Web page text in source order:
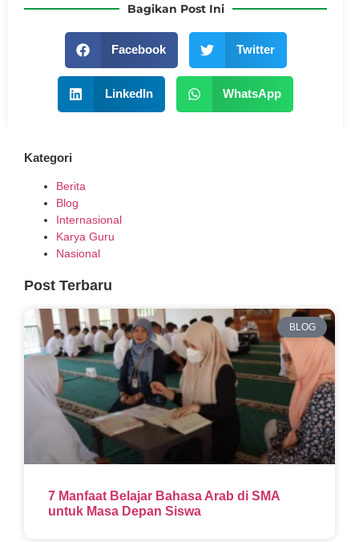
Bagikan Post Ini
Facebook Twitter
LinkedIn WhatsApp
Kategori
Berita
Blog
Internasional
Karya Guru
Nasional
Post Terbaru
BLOG
7 Manfaat Belajar Bahasa Arab di SMA
untuk Masa Depan Siswa